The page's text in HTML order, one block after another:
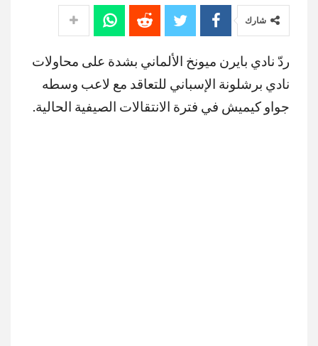
شارك
ردّ نادي بايرن ميونخ الألماني بشدة على محاولات
نادي برشلونة الإسباني للتعاقد مع لاعب وسطه
جواو كيميش في فترة الانتقالات الصيفية الحالية.